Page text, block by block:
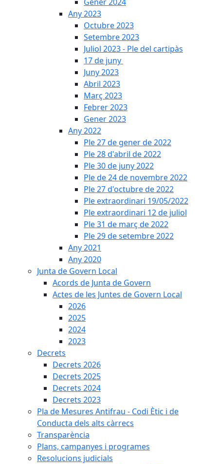
Any 2023
Octubre 2023
Setembre 2023
Juliol 2023 - Ple del cartipàs
17 de juny
Juny 2023
Abril 2023
Març 2023
Febrer 2023
Gener 2023
Any 2022
Ple 27 de gener de 2022
Ple 28 d'abril de 2022
Ple 30 de juny 2022
Ple de 24 de novembre 2022
Ple 27 d'octubre de 2022
Ple extraordinari 19/05/2022
Ple extraordinari 12 de juliol
Ple 31 de març de 2022
Ple 29 de setembre 2022
Any 2021
Any 2020
Junta de Govern Local
Acords de Junta de Govern
Actes de les Juntes de Govern Local
2026
2025
2024
2023
Decrets
Decrets 2026
Decrets 2025
Decrets 2024
Decrets 2023
Pla de Mesures Antifrau - Codi Ètic i de
Conducta dels alts càrrecs
Transparència
Plans, campanyes i programes
Resolucions judicials